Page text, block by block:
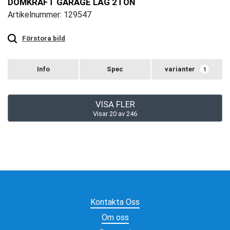
Artikelnummer: 129547
Förstora bild
zoom
varianter 1
VISA FLER
Visar 20 av 246
Kontakta Oss
Om oss